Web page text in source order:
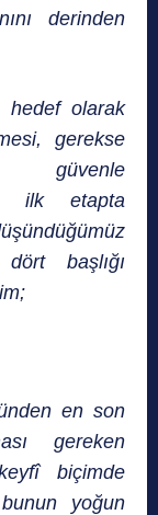
derinden
hedef olarak
gerekse
güvenle
ilk etapta
başlığı
en son
gereken
biçimde
yoğun